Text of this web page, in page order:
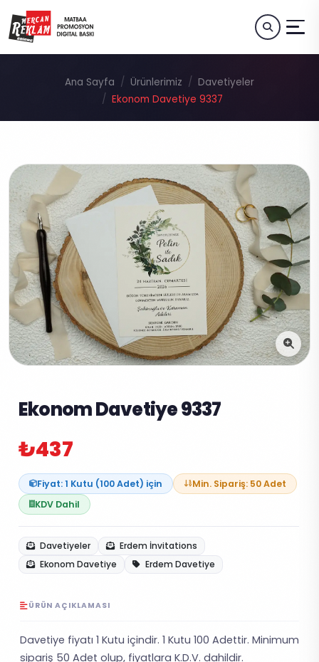
Ana Sayfa Ürünlerimiz
Davetiyeler
Ekonom Davetiye 9337
Ekonom Davetiye 9337
₺437
Fiyat: 1 Kutu (100 Adet) için
Min. Sipariş: 50 Adet
KDV Dahil
Davetiyeler
Erdem İnvitations
Ekonom Davetiye
Erdem Davetiye
ÜRÜN AÇIKLAMASI
Davetiye fiyatı 1 Kutu içindir. 1 Kutu 100 Adettir. Minimum
sipariş 50 Adet olup, fiyatlara K.D.V. dahildir.